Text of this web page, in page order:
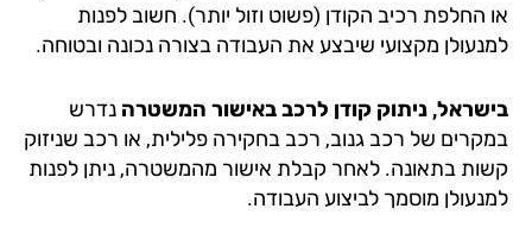
החלפת רכיב הקודן (פשוט וזול יותר). חשוב לפנות
מקצועי שיבצע את העבודה בצורה נכונה ובטוחה.
ניתוק קודן לרכב באישור המשטרהנדרש
של רכב גנוב, רכב בחקירה פלילית, או רכב שניזוק
בתאונה. לאחר קבלת אישור מהמשטרה, ניתן לפנות
מוסמך לביצוע העבודה.